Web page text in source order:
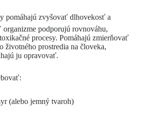
pomáhajú zvyšovať dlhovekosť a
podporujú rovnováhu,
procesy. Pomáhajú zmierňovať
životného prostredia na človeka,
ju opravovať.
(alebo jemný tvaroh)